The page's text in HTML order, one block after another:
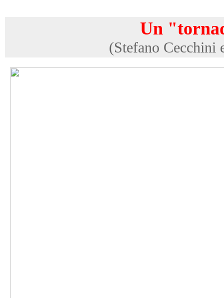
Un
(Stefano Cecchini